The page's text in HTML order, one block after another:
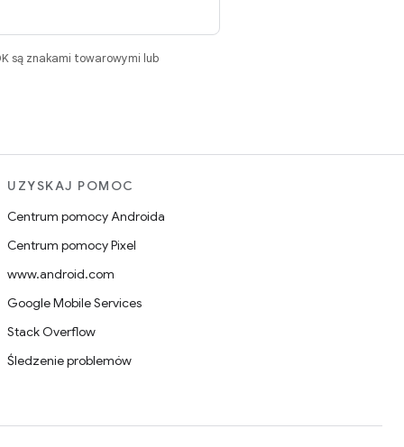
są znakami towarowymi lub
UZYSKAJ POMOC
Centrum pomocy Androida
Centrum pomocy Pixel
www.android.com
Google Mobile Services
Stack Overflow
Śledzenie problemów